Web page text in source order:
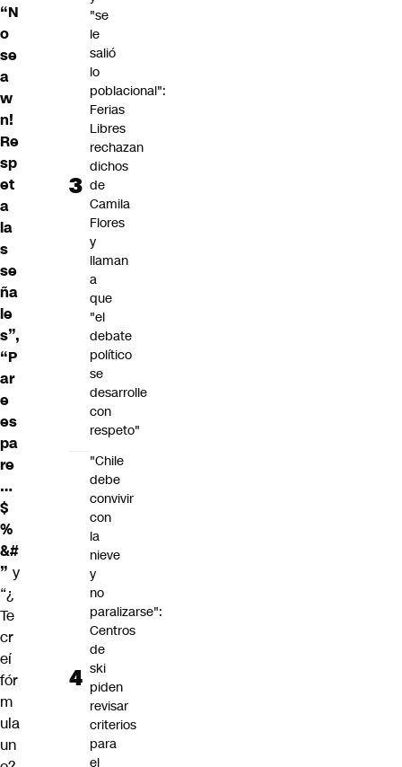
“N
o
se
a
w
n!
Re
sp
et
a
la
s
se
ña
le
s”,
“P
ar
e
es
pa
re
…
$
%
&#
” y
“¿
Te
cr
eí
fór
m
ula
un
"se
le
salió
lo
poblacional":
Ferias
Libres
rechazan
dichos
de
Camila
Flores
y
llaman
a
que
"el
debate
político
se
desarrolle
con
respeto"
"Chile
debe
convivir
con
la
nieve
y
no
paralizarse":
Centros
de
ski
piden
revisar
criterios
para
el